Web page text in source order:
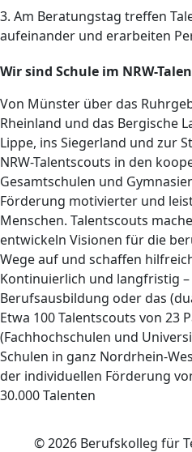
3. Am Beratungstag treffen
aufeinander und erarbeiten
Wir sind Schule im NRW-
Von Münster über das
Rheinland und das Bergische
Lippe, ins Siegerland und zur
NRW-Talentscouts in den
Gesamtschulen und
Förderung motivierter und
Menschen. Talentscouts
entwickeln Visionen für die
Wege auf und schaffen
Kontinuierlich und langfristig
Berufsausbildung oder das
Etwa 100 Talentscouts von 23
(Fachhochschulen und
Schulen in ganz Nordrhein-
der individuellen Förderung
30.000 Talenten
© 2026 Berufskolleg für